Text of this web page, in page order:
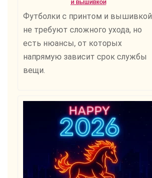
и вышивкой
Футболки с принтом и вышивкой
не требуют сложного ухода, но
есть нюансы, от которых
напрямую зависит срок службы
вещи.